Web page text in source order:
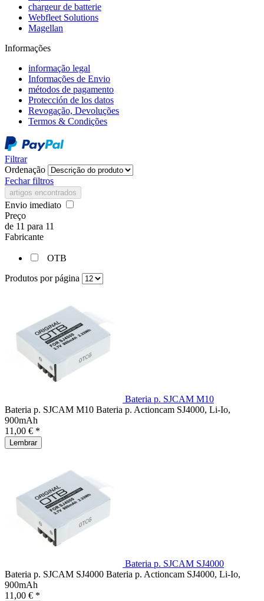
chargeur de batterie
Webfleet Solutions
Magellan
Informações
informação legal
Informações de Envio
métodos de pagamento
Protección de los datos
Revogação, Devoluções
Termos & Condições
Filtrar
Ordenação
Fechar filtros
artigos encontrados
Envio imediato
Preço
de 11 para 11
Fabricante
OTB
Produtos por página
Bateria p. SJCAM M10
Bateria p. SJCAM M10 Bateria p. Actioncam SJ4000, Li-Io,
900mAh
11,00 € *
Lembrar
Bateria p. SJCAM SJ4000
Bateria p. SJCAM SJ4000 Bateria p. Actioncam SJ4000, Li-Io,
900mAh
11,00 € *